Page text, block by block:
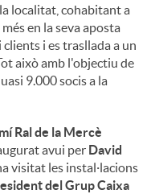
localitat, cohabitant a
en la seva aposta
i es trasllada a un
això amb l'objectiu de
9.000 socis a la
Ral de la Mercè
avui per David
visitat les instal·lacions
del Grup Caixa